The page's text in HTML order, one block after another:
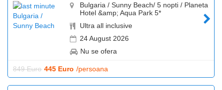
Bulgaria / Sunny Beach/ 5 nopti / Planeta
Hotel &amp; Aqua Park 5*
Ultra all inclusive
24 August 2026
Nu se ofera
849 Euro 445 Euro /persoana